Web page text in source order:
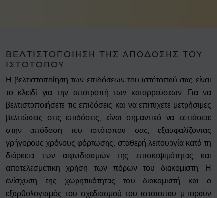
ΒΕΛΤΙΣΤΟΠΟΊΗΣΗ ΤΗΣ ΑΠΌΔΟΣΗΣ ΤΟΥ
ΙΣΤΌΤΟΠΟΥ
Η βελτιστοποίηση των επιδόσεων του ιστότοπού σας είναι
το κλειδί για την αποτροπή των καταρρεύσεων. Για να
βελτιστοποιήσετε τις επιδόσεις και να επιτύχετε μετρήσιμες
βελτιώσεις στις επιδόσεις, είναι σημαντικό να εστιάσετε
στην απόδοση του ιστότοπού σας, εξασφαλίζοντας
γρήγορους χρόνους φόρτωσης, σταθερή λειτουργία κατά τη
διάρκεια των αιφνιδιασμών της επισκεψιμότητας και
αποτελεσματική χρήση των πόρων του διακομιστή. Η
ενίσχυση της χωρητικότητας του διακομιστή και ο
εξορθολογισμός του σχεδιασμού του ιστότοπου μπορούν